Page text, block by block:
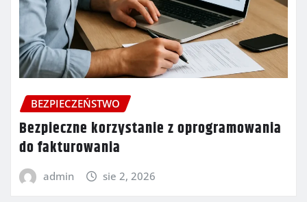
BEZPIECZEŃSTWO
Bezpieczne korzystanie z oprogramowania
do fakturowania
admin sie 2, 2026